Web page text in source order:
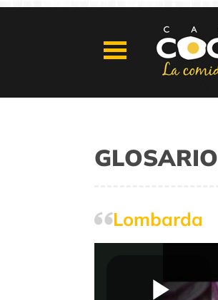
GLOSARIO
Lombarda